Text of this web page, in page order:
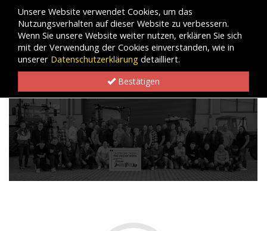
Unsere Website verwendet Cookies, um das
Nutzungsverhalten auf dieser Website zu verbessern.
Wenn Sie unsere Website weiter nutzen, erklären Sie sich
mit der Verwendung der Cookies einverstanden, wie in
unserer Datenschutzerklärung detailliert.
Bestätigen